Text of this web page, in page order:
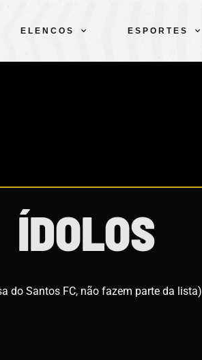
ELENCOS ESPORTES
ÍDOLOS
do Santos FC, não fazem parte da lista)